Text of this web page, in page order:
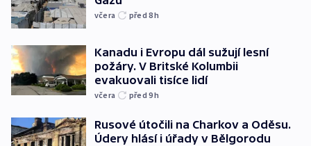
včera před 8h
Kanadu i Evropu dál sužují lesní
požáry. V Britské Kolumbii
evakuovali tisíce lidí
včera před 9h
Rusové útočili na Charkov a Oděsu.
Údery hlásí i úřady v Bělgorodu